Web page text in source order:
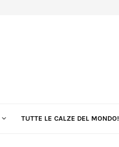
TUTTE LE CALZE DEL MONDO!